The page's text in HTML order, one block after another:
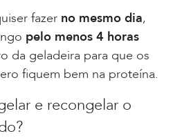
fazer no mesmo dia,
pelo menos 4 horas
da geladeira para que os
fiquem bem na proteína.
e recongelar o